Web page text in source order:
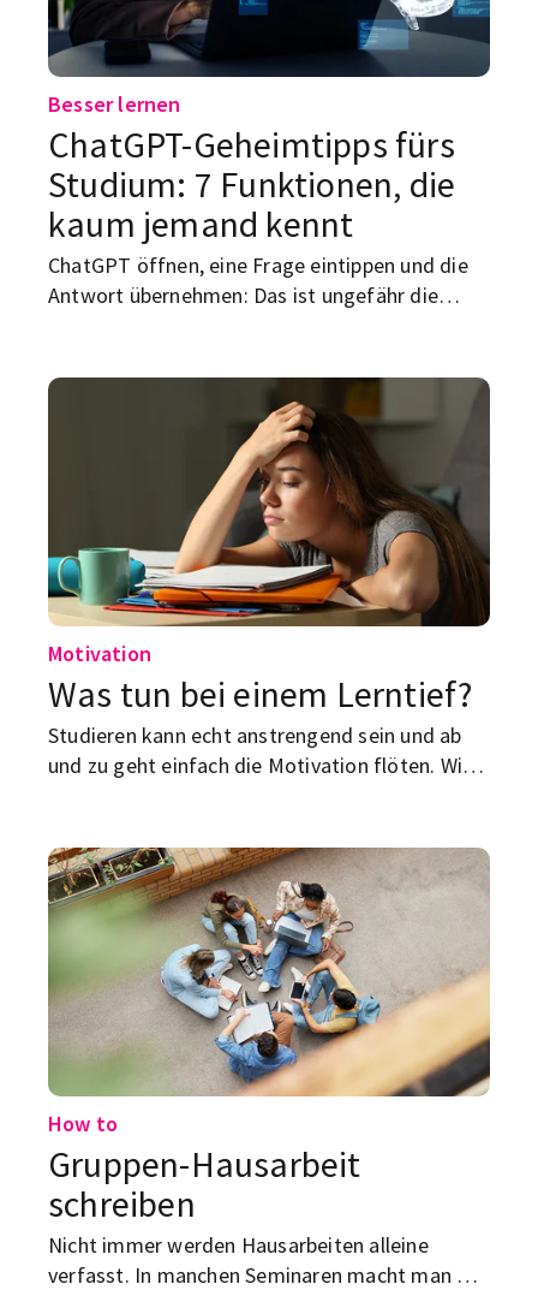
Besser lernen
ChatGPT-Geheimtipps fürs
Studium: 7 Funktionen, die
kaum jemand kennt
ChatGPT öffnen, eine Frage eintippen und die
Antwort übernehmen: Das ist ungefähr die
dich abfragen lassen, mündliche Prüfungen
simulieren, Dokumente vergleichen oder
Datensätze untersuchen kannst. Hier kommen
sieben ChatGPT-Geheimtipps für Studierende,
die dir Arbeit ersparen – ohne dir das Denken
Motivation
Was tun bei einem Lerntief?
Studieren kann echt anstrengend sein und ab
und zu geht einfach die Motivation flöten. Wir
How to
Gruppen-Hausarbeit
schreiben
Nicht immer werden Hausarbeiten alleine
verfasst. In manchen Seminaren macht man das